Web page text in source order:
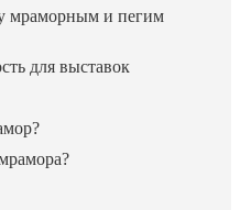
мраморным и пегим
для выставок